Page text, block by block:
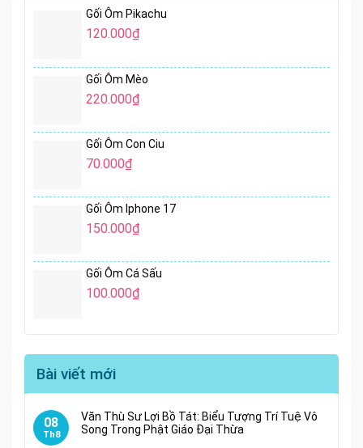
Gối Ôm Pikachu
120.000₫
Gối Ôm Mèo
220.000₫
Gối Ôm Con Ciu
70.000₫
Gối Ôm Iphone 17
150.000₫
Gối Ôm Cá Sấu
100.000₫
Bài viết mới
08
Th8
Văn Thù Sư Lợi Bồ Tát: Biểu Tượng Trí Tuệ Vô
Song Trong Phật Giáo Đại Thừa